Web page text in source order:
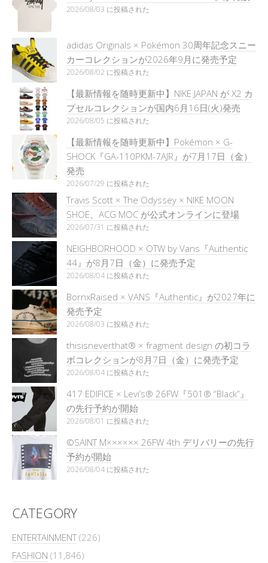
2026/08/03 に投稿された
adidas Originals × Pokémon 30周年記念スニー
カーコレクションが2026年9月に発売予定
2026/08/02 に投稿された
【最新情報を随時更新中】NIKE JAPAN が X2 カ
プセルコレクションが国内6月16日(火)発売
2026/08/05 に投稿された
【最新情報を随時更新中】Pokémon × G-
SHOCK『GA-110PKM-7AJR』が7月17日（金）
発売
2026/07/29 に投稿された
Travis Scott × The Odyssey × NIKE MOON
SHOE、ACG MOC が公式オンラインに登場
2026/07/31 に投稿された
NEIGHBORHOOD × OTW by Vans『Authentic
44』が8月7日（金）に発売予定
2026/08/04 に投稿された
BornxRaised × VANS『Authentic』が2027年に
発売予定
2026/08/03 に投稿された
thisisneverthat® × fragment design の初コラ
ボコレクションが8月7日（金）に発売予定
2026/08/04 に投稿された
417 EDIFICE × Levi’s® 26FW『501®︎ “Black”』
の先行予約が開始
2026/08/01 に投稿された
©SAINT M×××××× 26FW 4th デリバリーの先行
予約が開始
2026/08/04 に投稿された
CATEGORY
ENTERTAINMENT(226)
FASHION (11,846)